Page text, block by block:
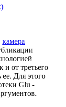
камера
и от третьего
Для этого
Glu -